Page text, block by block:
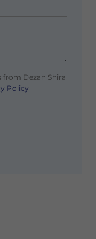
Dezan Shira
Policy